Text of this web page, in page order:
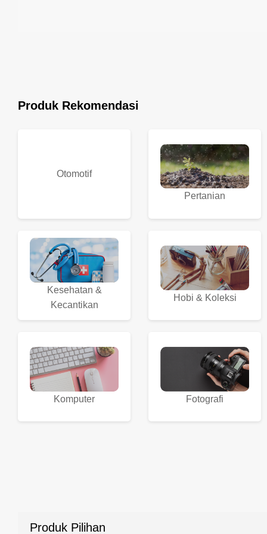
Produk Rekomendasi
Otomotif
Pertanian
Kesehatan &
Kecantikan
Hobi & Koleksi
Komputer Fotografi
Produk Pilihan